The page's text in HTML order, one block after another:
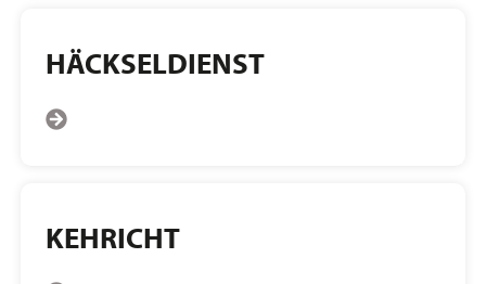
HÄCKSELDIENST
KEHRICHT